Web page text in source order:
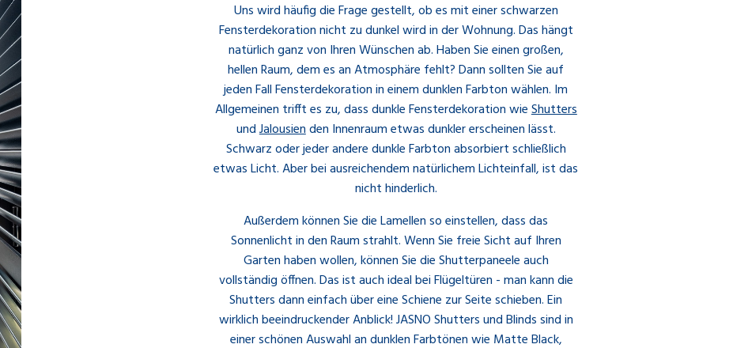
Uns wird häufig die Frage gestellt, ob es mit einer schwarzen
Fensterdekoration nicht zu dunkel wird in der Wohnung. Das hängt
natürlich ganz von Ihren Wünschen ab. Haben Sie einen großen,
hellen Raum, dem es an Atmosphäre fehlt? Dann sollten Sie auf
jeden Fall Fensterdekoration in einem dunklen Farbton wählen. Im
Allgemeinen trifft es zu, dass dunkle Fensterdekoration wieShutters
undJalousienden Innenraum etwas dunkler erscheinen lässt.
Schwarz oder jeder andere dunkle Farbton absorbiert schließlich
etwas Licht. Aber bei ausreichendem natürlichem Lichteinfall, ist das
nicht hinderlich.
Außerdem können Sie die Lamellen so einstellen, dass das
Sonnenlicht in den Raum strahlt. Wenn Sie freie Sicht auf Ihren
Garten haben wollen, können Sie die Shutterpaneele auch
vollständig öffnen. Das ist auch ideal bei Flügeltüren - man kann die
Shutters dann einfach über eine Schiene zur Seite schieben. Ein
wirklich beeindruckender Anblick! JASNO Shutters und Blinds sind in
einer schönen Auswahl an dunklen Farbtönen wie Matte Black,